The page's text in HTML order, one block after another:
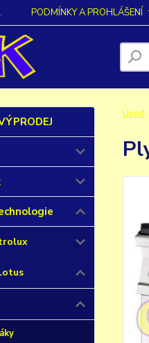
PODMÍNKY A PROHLÁŠENÍ
Úvod